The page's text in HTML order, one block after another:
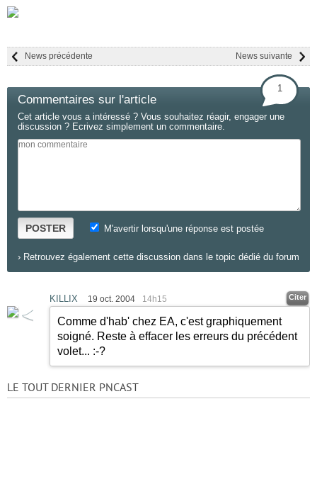
News suivante
News précédente
Commentaires sur l'article
1
Cet article vous a intéressé ? Vous souhaitez réagir, engager une
discussion ? Ecrivez simplement un commentaire.
POSTER M'avertir lorsqu'une réponse est postée
› Retrouvez également cette discussion dans le topic dédié du forum
KILLIX 19 oct. 2004 14h15 Citer
Comme d'hab' chez EA, c'est graphiquement
soigné. Reste à effacer les erreurs du précédent
volet... :-?
LE TOUT DERNIER PNCAST